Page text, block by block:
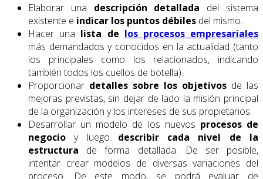
Elaborar una descripción detallada del sistema
existente e indicar los puntos débiles del mismo.
Hacer una lista de los procesos empresariales
más demandados y conocidos en la actualidad (tanto
los principales como los relacionados, indicando
también todos los cuellos de botella).
Proporcionar detalles sobre los objetivos de las
mejoras previstas, sin dejar de lado la misión principal
de la organización y los intereses de sus propietarios.
Desarrollar un modelo de los nuevos procesos de
negocio y luego describir cada nivel de la
estructura de forma detallada. De ser posible,
intentar crear modelos de diversas variaciones del
proceso. De este modo, se podrá evaluar de